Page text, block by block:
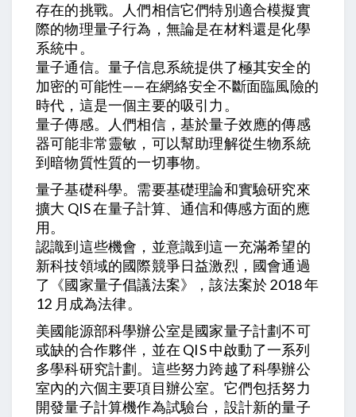
存在的挑戰。人們相信它們特別適合模擬實
際的物理量子行為，無論是在材料還是化學
系統中。
量子通信。量子信息系統提供了極其安全的
加密的可能性——在網絡安全不斷面臨風險的
時代，這是一個主要的吸引力。
量子傳感。人們相信，基於量子效應的傳感
器可能非常靈敏，可以幫助理解從生物系統
到暗物質性質的一切事物。
量子基礎科學。需要基礎理論和實驗研究來
擴大 QIS 在量子計算、通信和傳感方面的應
用。
認識到這些機會，並意識到這一充滿希望的
新科技領域的國際競爭日益激烈，國會通過
了《國家量子倡議法案》，該法案於 2018 年
12 月成為法律。
美國能源部科學辦公室是國家量子計劃不可
或缺的合作夥伴，並在 QIS 中啟動了一系列
多學科研究計劃。這些努力跨越了科學辦公
室內的六個主要項目辦公室。它們包括努力
開發量子計算機作為試驗台，設計新的量子